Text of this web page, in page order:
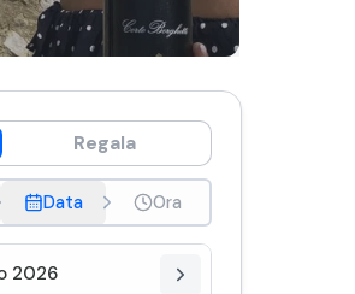
Regala
Data Ora
2026